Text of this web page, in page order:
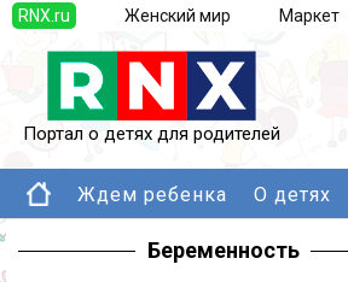
RNX.ru Женский мир Маркет
Портал о детях для родителей
Ждем ребенка О детях
Беременность